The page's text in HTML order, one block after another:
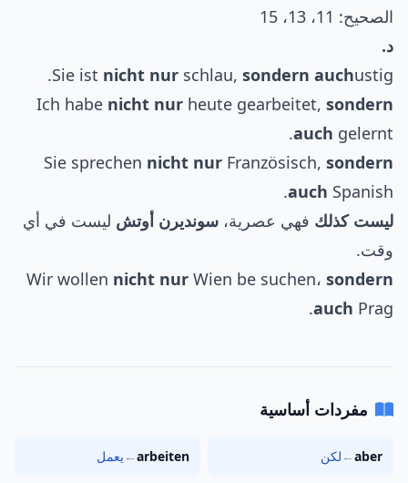
الصحيح: 11، 13، 15
د.
Sie ist nicht nur schlau, sondern auchustig.
Ich habe nicht nur heute gearbeitet, sondern
auch gelernt.
Sie sprechen nicht nur Französisch, sondern
auch Spanish.
ليست كذلك فهي عصرية، سونديرن أوتش ليست في أي
وقت.
Wir wollen nicht nur Wien be suchen، sondern
auch Prag.
مفردات أساسية
aber
← لكن arbeiten
← يعمل